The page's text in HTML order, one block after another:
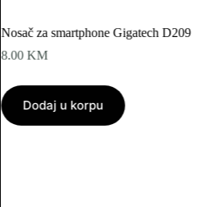
Nosač za smartphone Gigatech D209
8.00KM
Dodaj u korpu